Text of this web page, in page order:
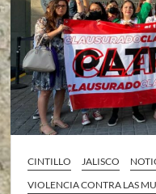
CINTILLO JALISCO
VIOLENCIA CONTRA LAS